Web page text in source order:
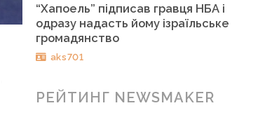
“Хапоель” підписав гравця НБА і
одразу надасть йому ізраїльське
громадянство
aks701
РЕЙТИНГ NEWSMAKER